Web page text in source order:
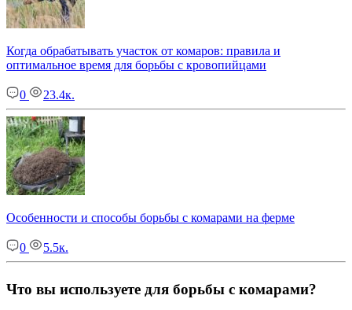
Когда обрабатывать участок от комаров: правила и
оптимальное время для борьбы с кровопийцами
0 23.4к.
Особенности и способы борьбы с комарами на ферме
0 5.5к.
Что вы используете для борьбы с комарами?